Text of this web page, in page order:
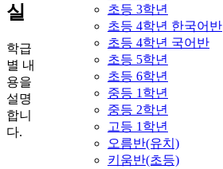
초등 3학년
초등 4학년 한국어반
초등 4학년 국어반
초등 5학년
초등 6학년
중등 1학년
중등 2학년
고등 1학년
오름반(유치)
키움반(초등)
실
학급
별 내
용을
설명
합니
다.